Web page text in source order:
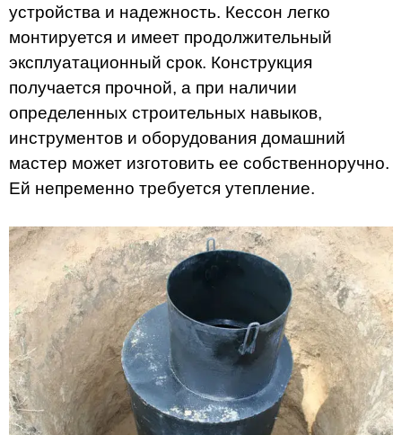
устройства и надежность. Кессон легко
монтируется и имеет продолжительный
эксплуатационный срок. Конструкция
получается прочной, а при наличии
определенных строительных навыков,
инструментов и оборудования домашний
мастер может изготовить ее собственноручно.
Ей непременно требуется утепление.